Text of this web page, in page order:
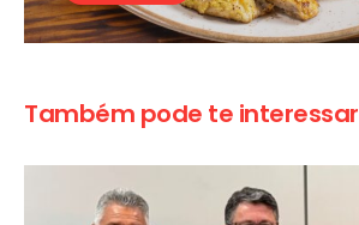
Também pode te interessar